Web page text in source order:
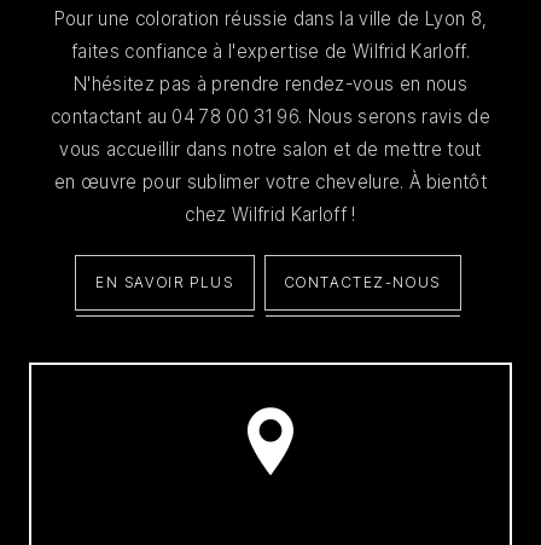
Pour une coloration réussie dans la ville de Lyon 8,
faites confiance à l'expertise de Wilfrid Karloff.
N'hésitez pas à prendre rendez-vous en nous
contactant au 04 78 00 31 96. Nous serons ravis de
vous accueillir dans notre salon et de mettre tout
en œuvre pour sublimer votre chevelure. À bientôt
chez Wilfrid Karloff !
EN SAVOIR PLUS CONTACTEZ-NOUS